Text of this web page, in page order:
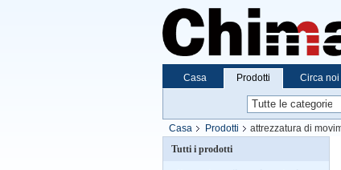
Casa Prodotti Circa noi
Casa Prodotti
attrezzatura di
Tutti i prodotti